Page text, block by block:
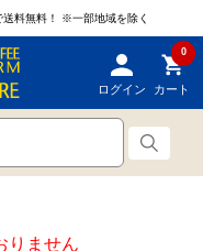
料無料！ ※一部地域を除く
ログイン
0
カート
りません